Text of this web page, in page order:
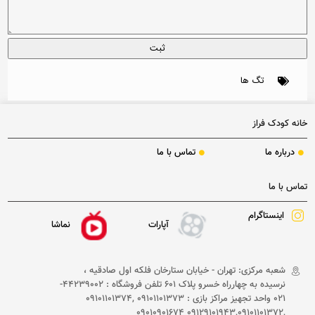
تگ ها
خانه کودک فراز
درباره ما تماس با ما
تماس با ما
اینستاگرام
آپارات نماشا
شعبه مرکزی: تهران - خیابان ستارخان فلکه اول صادقیه ،
نرسیده به چهارراه خسرو پلاک 601 تلفن فروشگاه : 44239002-
021 واحد تجهیز مراکز بازی : 09101101373 ,09101101374